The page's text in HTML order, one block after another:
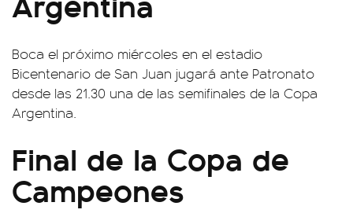
Boca el próximo miércoles en el estadio
Bicentenario de San Juan jugará ante Patronato
desde las 21.30 una de las semifinales de la Copa
Argentina.
Final de la Copa de
Campeones